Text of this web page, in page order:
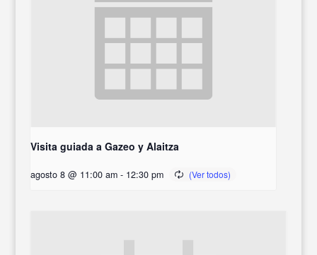
Visita guiada a Gazeo y Alaitza
agosto 8 @ 11:00 am - 12:30 pm